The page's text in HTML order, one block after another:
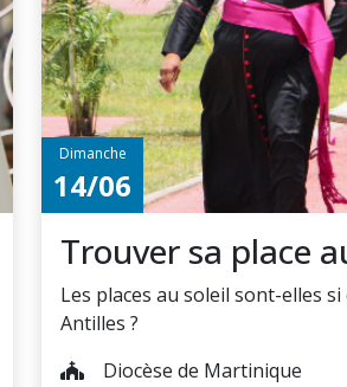
Dimanche
14/06
Trouver sa place
Les places au soleil sont-elles
Antilles ?
Diocèse de Martinique